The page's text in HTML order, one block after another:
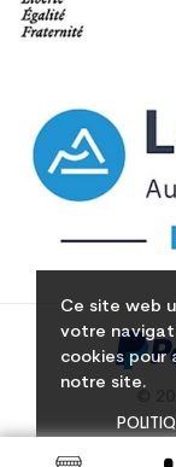
Ce site web
votre
cookies pour
notre site.